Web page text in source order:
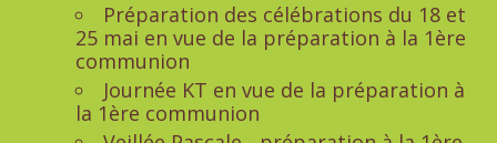
Préparation des célébrations du 18 et
25 mai en vue de la préparation à la 1ère
communion
Journée KT en vue de la préparation à
la 1ère communion